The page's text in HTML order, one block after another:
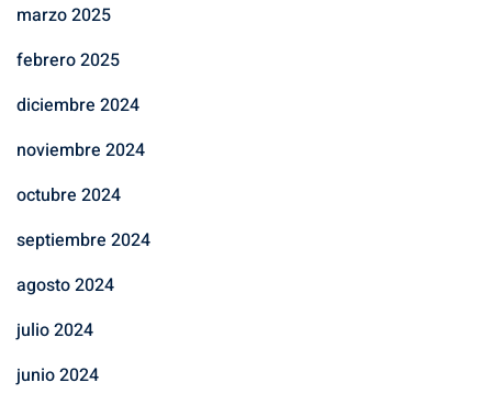
marzo 2025
febrero 2025
diciembre 2024
noviembre 2024
octubre 2024
septiembre 2024
agosto 2024
julio 2024
junio 2024